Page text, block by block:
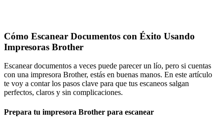
Cómo Escanear Documentos con Éxito Usando
Impresoras Brother
Escanear documentos a veces puede parecer un lío, pero si cuentas
con una impresora Brother, estás en buenas manos. En este artículo
te voy a contar los pasos clave para que tus escaneos salgan
perfectos, claros y sin complicaciones.
Prepara tu impresora Brother para escanear